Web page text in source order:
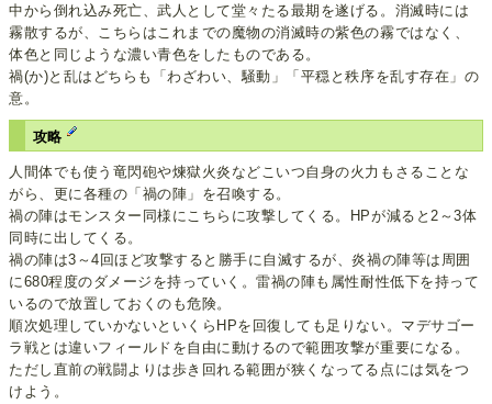
中から倒れ込み死亡、武人として堂々たる最期を遂げる。消滅時には
霧散するが、こちらはこれまでの魔物の消滅時の紫色の霧ではなく、
体色と同じような濃い青色をしたものである。
禍(か)と乱はどちらも「わざわい、騒動」「平穏と秩序を乱す存在」の
意。
攻略
人間体でも使う竜閃砲や煉獄火炎などこいつ自身の火力もさることな
がら、更に各種の「禍の陣」を召喚する。
禍の陣はモンスター同様にこちらに攻撃してくる。HPが減ると2～3体
同時に出してくる。
禍の陣は3～4回ほど攻撃すると勝手に自滅するが、炎禍の陣等は周囲
に680程度のダメージを持っていく。雷禍の陣も属性耐性低下を持って
いるので放置しておくのも危険。
順次処理していかないといくらHPを回復しても足りない。マデサゴー
ラ戦とは違いフィールドを自由に動けるので範囲攻撃が重要になる。
ただし直前の戦闘よりは歩き回れる範囲が狭くなってる点には気をつ
けよう。